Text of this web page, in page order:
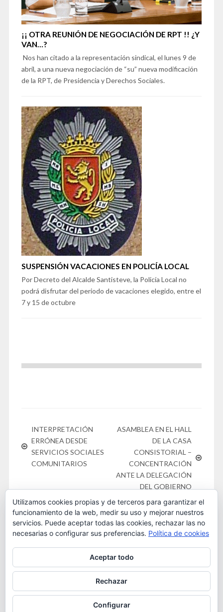
¡¡ OTRA REUNIÓN DE NEGOCIACIÓN DE RPT !! ¿Y
VAN…?
Nos han citado a la representación sindical, el lunes 9 de
abril, a una nueva negociación de “su” nueva modificación
de la RPT, de Presidencia y Derechos Sociales.
SUSPENSIÓN VACACIONES EN POLICÍA LOCAL
Por Decreto del Alcalde Santisteve, la Policía Local no
podrá disfrutar del periodo de vacaciones elegido, entre el
7 y 15 de octubre
INTERPRETACIÓN
ERRÓNEA DESDE
SERVICIOS SOCIALES
COMUNITARIOS
ASAMBLEA EN EL HALL
DE LA CASA
CONSISTORIAL –
CONCENTRACIÓN
ANTE LA DELEGACIÓN
DEL GOBIERNO
Este obra está bajo unalicencia de Creative Commons
Reconocimiento-NoComercial 4.0 Internacional. 2016
OSTA
Utilizamos cookies propias y de terceros para garantizar el
funcionamiento de la web, medir su uso y mejorar nuestros
servicios. Puede aceptar todas las cookies, rechazar las no
necesarias o configurar sus preferencias. Política de cookies
Aceptar todo
Rechazar
Configurar